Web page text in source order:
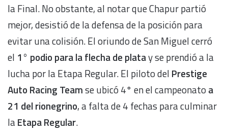
la Final. No obstante, al notar que Chapur partió
mejor, desistió de la defensa de la posición para
evitar una colisión. El oriundo de San Miguel cerró
el 1° podio para la flecha de platay se prendió a la
lucha por la Etapa Regular. El piloto del Prestige
Auto Racing Teamse ubicó 4° en el campeonatoa
21 del rionegrino, a falta de 4 fechas para culminar
laEtapa Regular.